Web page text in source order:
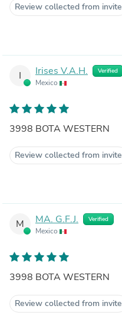
Review collected from invite
I Irises V.A.H. Verified
Mexico
3998 BOTA WESTERN
Review collected from invite
M MA. G.F.J. Verified
Mexico
3998 BOTA WESTERN
Review collected from invite